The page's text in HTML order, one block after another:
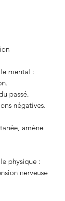
mental :
passé.
négatives.
amène
physique :
nerveuse